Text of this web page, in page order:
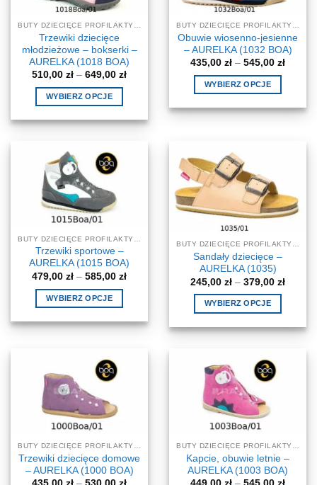
na
stronie
produktu
na
stronie
produktu
Trzewiki dziecięce
młodzieżowe – bokserki –
AURELKA (1018 BOA)
510,00 zł – 649,00 złZakres
649,00 zł
WYBIERZ OPCJE
produkt
wiele
wariantów.
Opcje
można
wybrać
stronie
produktu
Obuwie wiosenno-jesienne
– AURELKA (1032 BOA)
435,00 zł – 545,00 złZakres
545,00
WYBIERZ OPCJE
produkt
wariantów.
Opcje
można
wybrać
na
stronie
produktu
Trzewiki sportowe –
AURELKA (1015 BOA)
479,00 zł – 585,00 złZakres
585,00 zł
WYBIERZ OPCJE
produkt
wiele
wariantów.
Opcje
można
wybrać
na
stronie
produktu
BUTY DZIECIĘCE PROFILAKTYCZNE-KOREKCYJNE
Sandały dziecięce –
AURELKA (1035)
245,00 zł – 379,00 złZakres
379,00
WYBIERZ OPCJE
produkt
wiele
wariantów.
Opcje
można
wybrać
stronie
produktu
Trzewiki dziecięce domowe
– AURELKA (1000 BOA)
Zakres
Kapcie, obuwie letnie –
AURELKA (1003 BOA)
Zakres